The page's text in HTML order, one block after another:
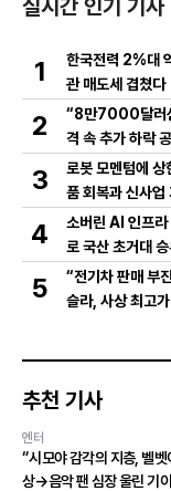
실시간 인기 기사
1
한국전력 2%대
관 매도세 겹쳤다
2
“8만7000달러
격 속 추가 하락
3
로봇 모멘텀에
품 회복과 신사업
4
소버린 AI 인프
로 국산 초거대
5
“전기차 판매 부
슬라, 사상 최고
추천 기사
엔터
“시모야 감각의 지층, 벨
상→음악 팬 심장 울린 기